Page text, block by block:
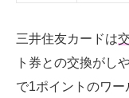
三井住友カードは
ト券との交換がし
で1ポイントのワー